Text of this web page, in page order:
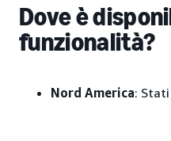
Dove è
funzionalità?
Nord America: